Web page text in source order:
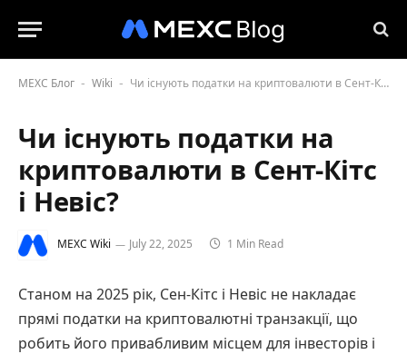
MEXC Блог - Wiki - Чи існують податки на криптовалюти в Сент-Кітс і Невіс?
Чи існують податки на
криптовалюти в Сент-Кітс
і Невіс?
MEXC Wiki July 22, 2025 1 Min Read
Станом на 2025 рік, Сен-Кітс і Невіс не накладає
прямі податки на криптовалютні транзакції, що
робить його привабливим місцем для інвесторів і